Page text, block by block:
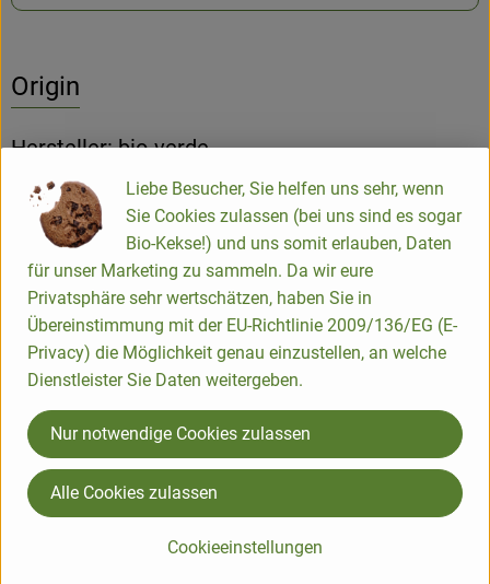
Origin
Hersteller: bio-verde
EN
Isana Naturfeinkost GmbH & Co. Produktions- und Handels
KG
D 86922 Eresing
ausschließlich beste Rohstoffe weiterverarbeiten. Diese
können nach unserem Verständnis nur aus Bio-Agrikultur
beziehungsweise Bio-Aquakultur stammen. Mit unseren
Lieferant:innen pflegen wir engen Kontakt und legen größten
Wert auf faire und langfristige Partnerschaften, um die
Liebe Besucher, Sie helfen uns sehr, wenn
Sie Cookies zulassen (bei uns sind es sogar
Bio-Kekse!) und uns somit erlauben, Daten
für unser Marketing zu sammeln. Da wir eure
Privatsphäre sehr wertschätzen, haben Sie in
Übereinstimmung mit der EU-Richtlinie 2009/136/EG (E-
Privacy) die Möglichkeit genau einzustellen, an welche
Dienstleister Sie Daten weitergeben.
Cookieeinstellungen
Nur notwendige Cookies zulassen
Alle Cookies zulassen